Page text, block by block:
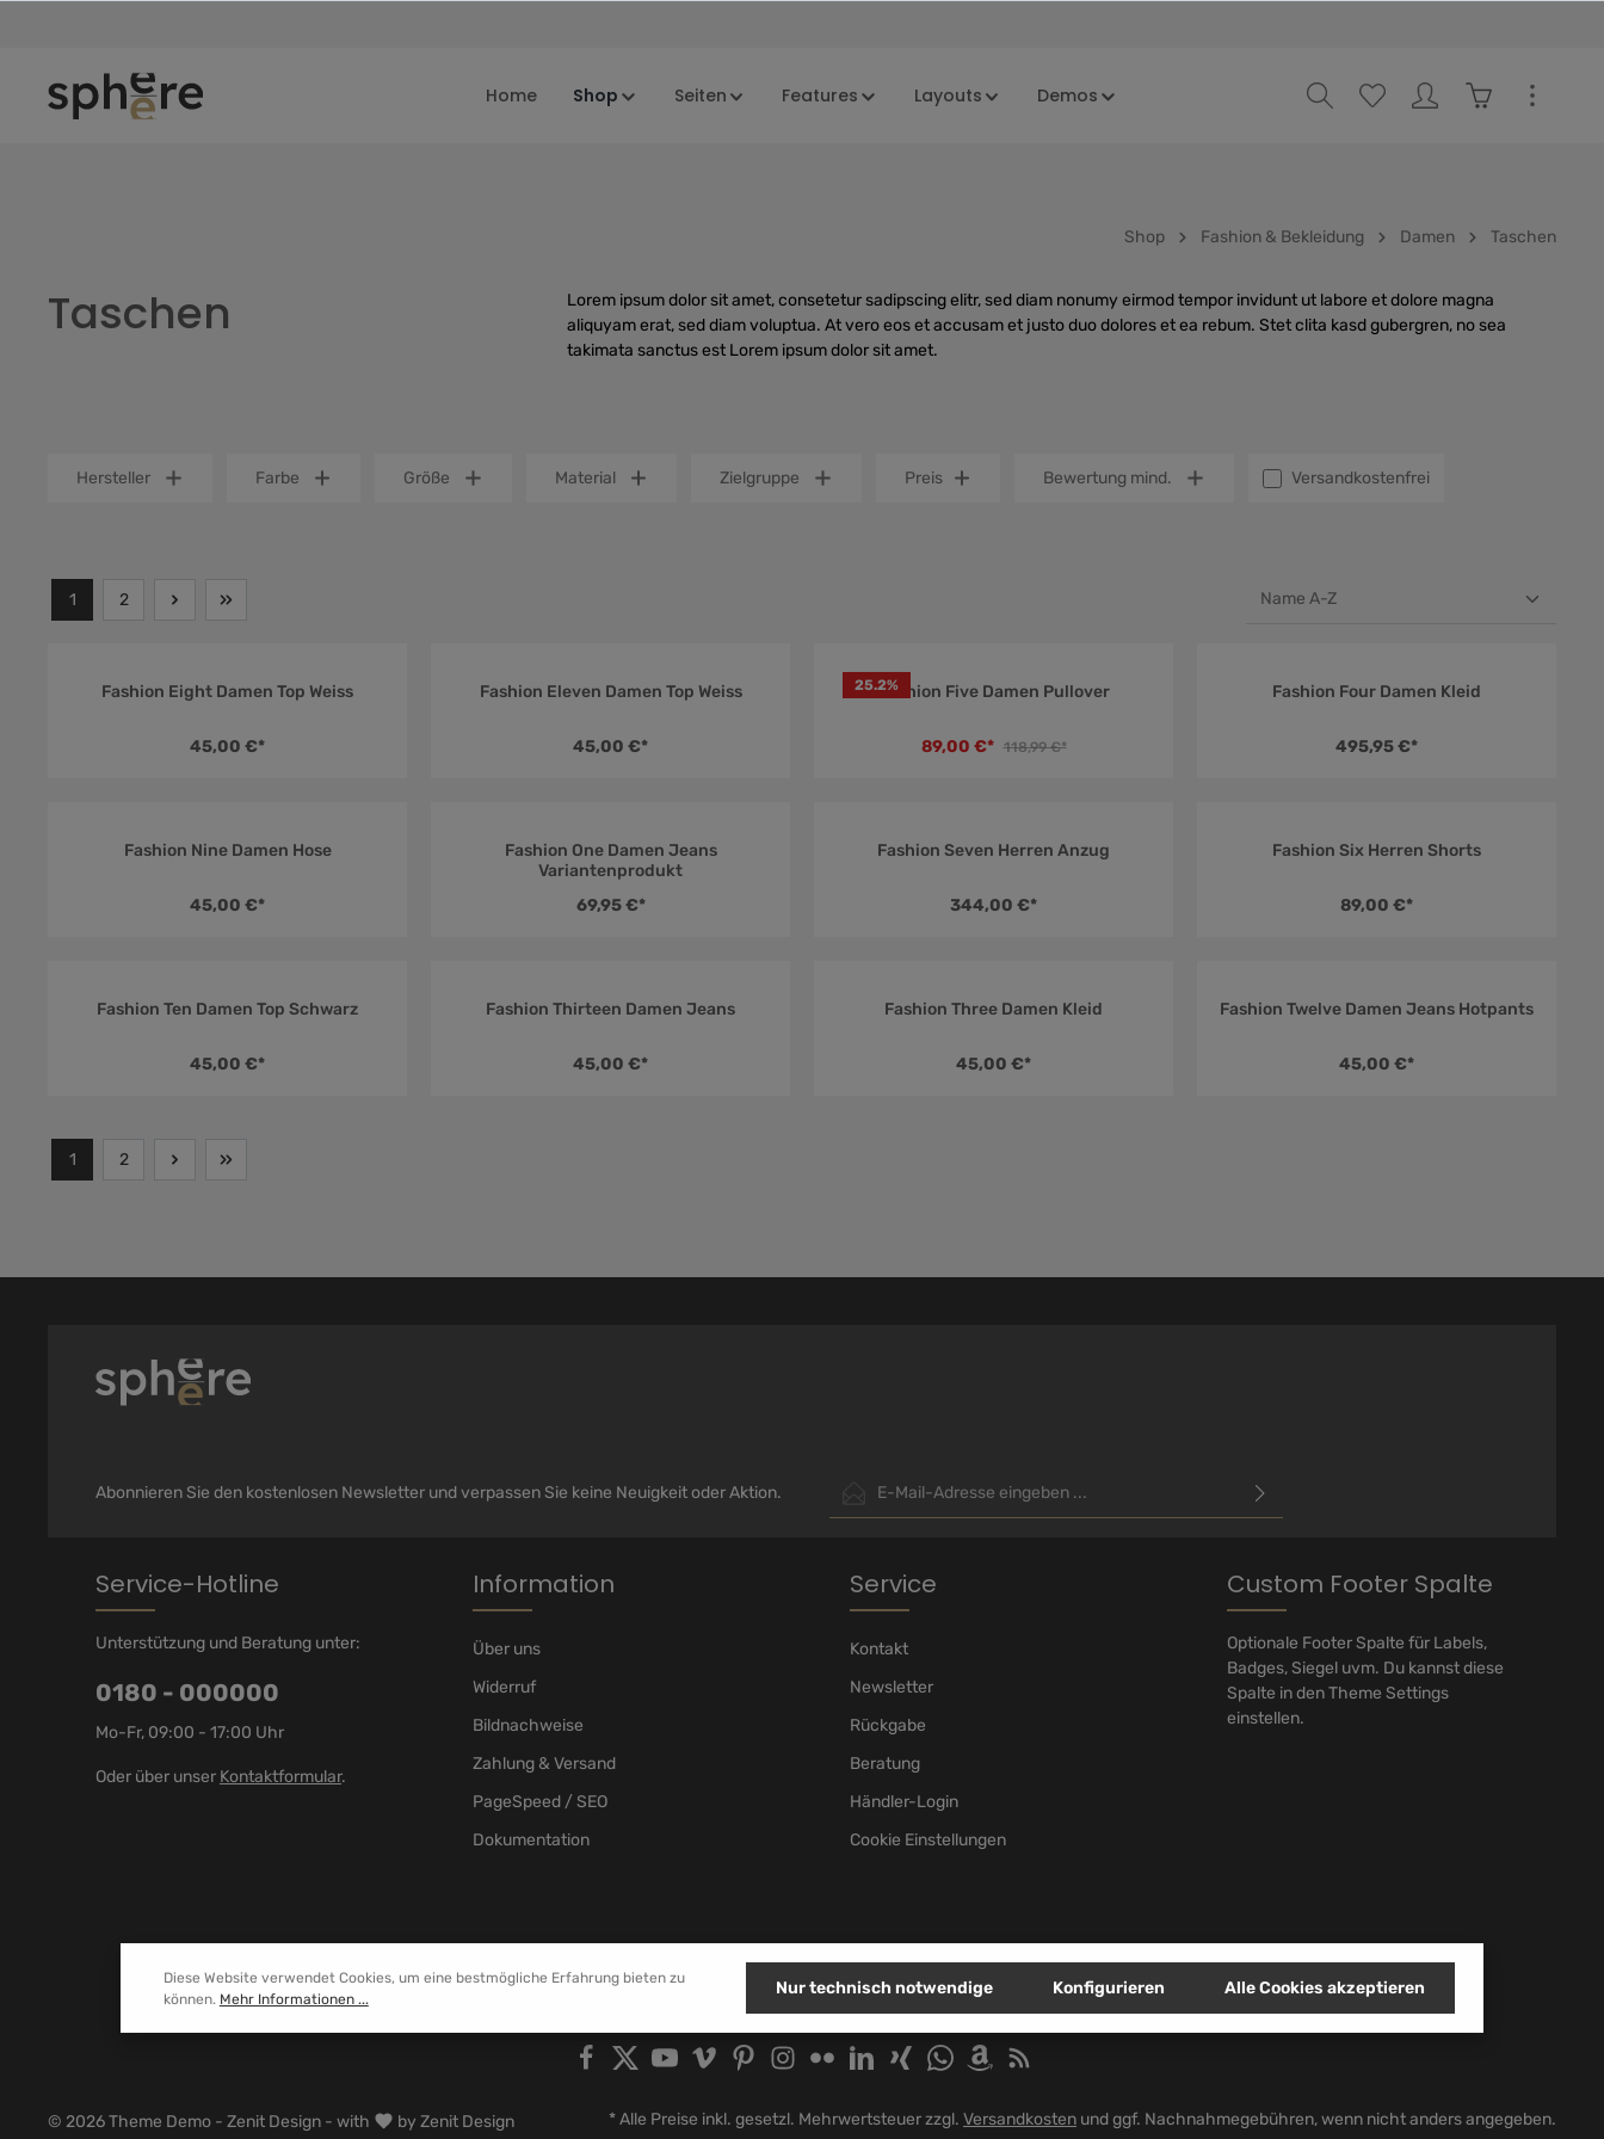
Home Shop Seiten Features Layouts Demos
Shop Fashion & Bekleidung Damen Taschen
Taschen
Lorem ipsum dolor sit amet, consetetur sadipscing elitr, sed diam nonumy eirmod tempor invidunt ut labore et dolore magna
aliquyam erat, sed diam voluptua. At vero eos et accusam et justo duo dolores et ea rebum. Stet clita kasd gubergren, no sea
takimata sanctus est Lorem ipsum dolor sit amet.
Hersteller Farbe Größe Material Zielgruppe Preis Bewertung mind. Filter hinzufügen: Versandkostenfrei
Versandkostenfrei
1 2
Fashion Eight Damen Top Weiss
45,00 €*
Fashion Eleven Damen Top Weiss
45,00 €*
25.2%
Fashion Five Damen Pullover
89,00 €* 118,99 €*
Fashion Four Damen Kleid
495,95 €*
Durchschnittliche Bewertung von 4.5 von 5 Sternen
Fashion Nine Damen Hose
45,00 €*
Durchschnittliche Bewertung von 5 von 5 Sternen
Fashion One Damen Jeans
Variantenprodukt
69,95 €*
Fashion Seven Herren Anzug
344,00 €*
Fashion Six Herren Shorts
89,00 €*
Fashion Ten Damen Top Schwarz
45,00 €*
Fashion Thirteen Damen Jeans
45,00 €*
Fashion Three Damen Kleid
45,00 €*
Fashion Twelve Damen Jeans Hotpants
45,00 €*
1 2
Abonnieren Sie den kostenlosen Newsletter und verpassen Sie keine Neuigkeit oder Aktion.
einverstanden.
Zeichen ein*
Custom Footer Spalte
Optionale Footer Spalte für Labels,
Badges, Siegel uvm. Du kannst diese
Spalte in den Theme Settings
einstellen.
Service-Hotline
Unterstützung und Beratung unter:
0180 - 000000
Mo-Fr, 09:00 - 17:00 Uhr
Oder über unser Kontaktformular.
Information
Über uns
Widerruf
Bildnachweise
Zahlung & Versand
PageSpeed / SEO
Dokumentation
Service
Kontakt
Newsletter
Rückgabe
Beratung
Händler-Login
Cookie Einstellungen
© 2026 Theme Demo - Zenit Design - with by Zenit Design * Alle Preise inkl. gesetzl. Mehrwertsteuer zzgl. Versandkosten und ggf. Nachnahmegebühren, wenn nicht anders angegeben.
Diese Website verwendet Cookies, um eine bestmögliche Erfahrung bieten zu
können. Mehr Informationen ...
Nur technisch notwendige Konfigurieren Alle Cookies akzeptieren